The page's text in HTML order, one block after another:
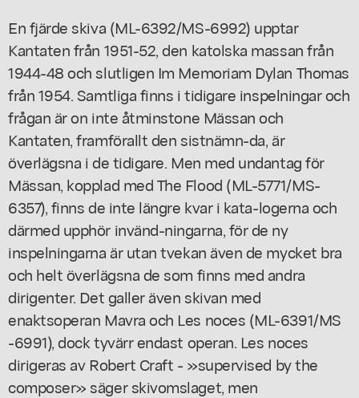
En fjärde skiva (ML-6392/MS-6992) upptar
Kantaten från 1951-52, den katolska massan från
1944-48 och slutligen Im Memoriam Dylan Thomas
från 1954. Samtliga finns i tidigare inspelningar och
frågan är on inte åtminstone Mässan och
Kantaten, framförallt den sistnämn-da, är
överlägsna i de tidigare. Men med undantag för
Mässan, kopplad med The Flood (ML-5771/MS-
6357), finns de inte längre kvar i kata-logerna och
därmed upphör invänd-ningarna, för de ny
inspelningarna är utan tvekan även de mycket bra
och helt överlägsna de som finns med andra
dirigenter. Det galler även skivan med
enaktsoperan Mavra och Les noces (ML-6391/MS
-6991), dock tyvärr endast operan. Les noces
dirigeras av Robert Craft - »supervised by the
composer» säger skivomslaget, men